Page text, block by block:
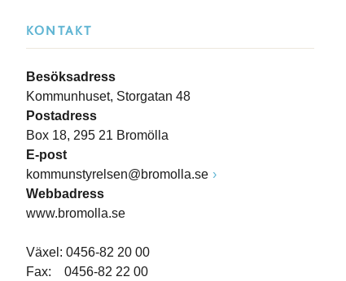
KONTAKT
Besöksadress
Kommunhuset, Storgatan 48
Postadress
Box 18, 295 21 Bromölla
E-post
kommunstyrelsen@bromolla.se
Webbadress
www.bromolla.se
Växel: 0456-82 20 00
Fax: 0456-82 22 00